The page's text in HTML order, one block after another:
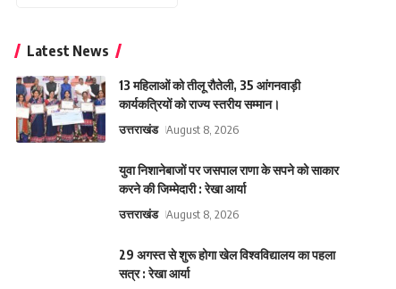
Latest News
13 महिलाओं को तीलू रौतेली, 35 आंगनवाड़ी
कार्यकत्रियों को राज्य स्तरीय सम्मान।
उत्तराखंड August 8, 2026
युवा निशानेबाजों पर जसपाल राणा के सपने को साकार
करने की जिम्मेदारी : रेखा आर्या
उत्तराखंड August 8, 2026
29 अगस्त से शुरू होगा खेल विश्वविद्यालय का पहला
सत्र : रेखा आर्या